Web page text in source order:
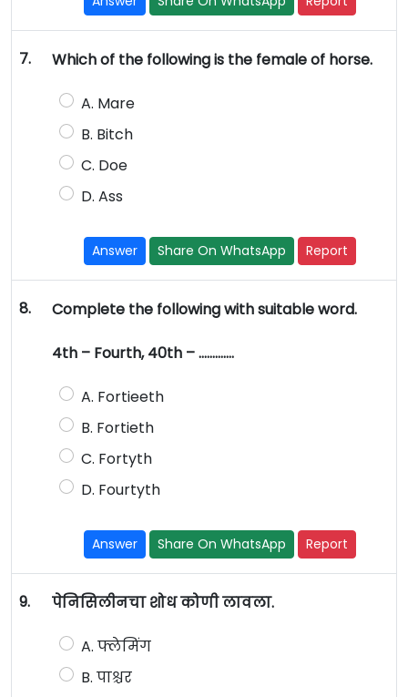
7. Which of the following is the female of horse.
A. Mare
B. Bitch
C. Doe
D. Ass
Answer Share On WhatsApp Report
8. Complete the following with suitable word.
4th – Fourth, 40th – ………….
A. Fortieeth
B. Fortieth
C. Fortyth
D. Fourtyth
Answer Share On WhatsApp Report
9. पेनिसिलीनचा शोध कोणी लावला.
A. फ्लेमिंग
B. पाश्चर